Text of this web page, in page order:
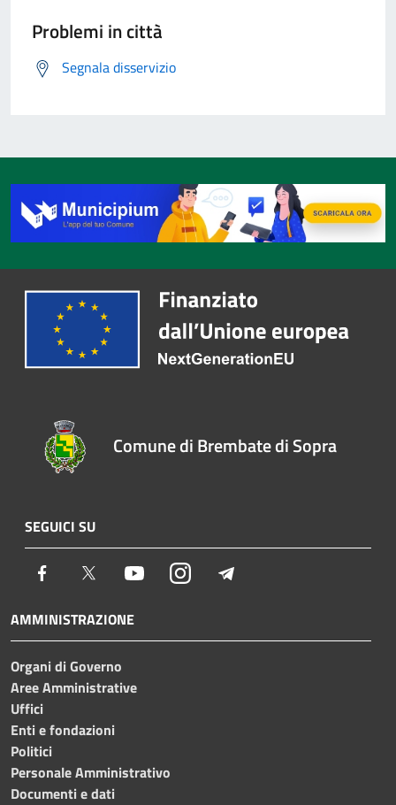
Problemi in città
Segnala disservizio
Comune di Brembate di Sopra
SEGUICI SU
Facebook Twitter YoutubeInstagram
AMMINISTRAZIONE
Organi di Governo
Aree Amministrative
Uffici
Enti e fondazioni
Politici
Personale Amministrativo
Documenti e dati